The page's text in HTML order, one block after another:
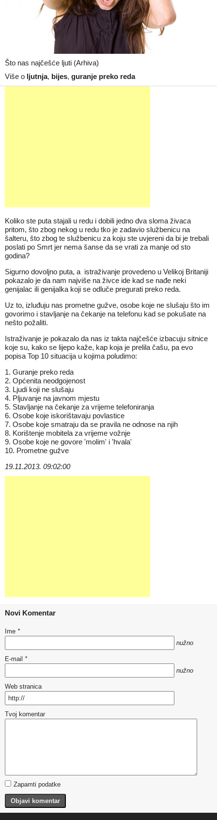
Što nas najčešće ljuti (Arhiva)
Više o ljutnja, bijes, guranje preko reda
Koliko ste puta stajali u redu i dobili jedno dva sloma živaca
pritom, što zbog nekog u redu tko je zadavio službenicu na
šalteru, što zbog te službenicu za koju ste uvjereni da bi je trebali
poslati po Smrt jer nema šanse da se vrati za manje od sto
godina?
Sigurno dovoljno puta, a istraživanje provedeno u Velikoj Britaniji
pokazalo je da nam najviše na živce ide kad se nađe neki
genijalac ili genijalka koji se odluče pregurati preko reda.
Uz to, izluđuju nas prometne gužve, osobe koje ne slušaju što im
govorimo i stavljanje na čekanje na telefonu kad se pokušate na
nešto požaliti.
Istraživanje je pokazalo da nas iz takta najčešće izbacuju sitnice
koje su, kako se lijepo kaže, kap koja je prelila čašu, pa evo
popisa Top 10 situacija u kojima poludimo:
1. Guranje preko reda
2. Općenita neodgojenost
3. Ljudi koji ne slušaju
4. Pljuvanje na javnom mjestu
5. Stavljanje na čekanje za vrijeme telefoniranja
6. Osobe koje iskorištavaju povlastice
7. Osobe koje smatraju da se pravila ne odnose na njih
8. Korištenje mobitela za vrijeme vožnje
9. Osobe koje ne govore 'molim' i 'hvala'
10. Prometne gužve
19.11.2013. 09:02:00
Novi Komentar
Ime *
nužno
E-mail *
nužno
Web stranica
Tvoj komentar
Zapamti podatke
Objavi komentar